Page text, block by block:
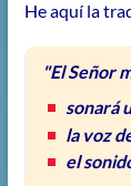
He aquí la
"El Señor
sonará
la voz
el